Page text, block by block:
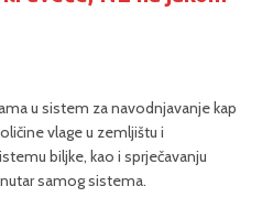
u sistem za navodnjavanje kap
vlage u zemljištu i
biljke, kao i sprječavanju
samog sistema.